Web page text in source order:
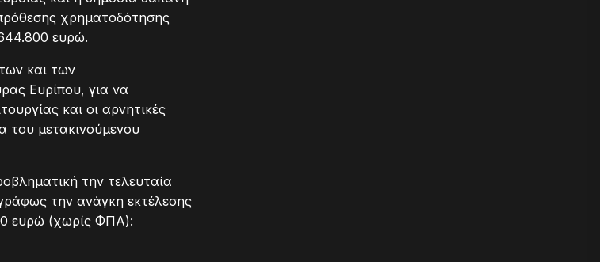
χρηματοδότησης
ευρώ.
και των
Ευρίπου, για να
και οι αρνητικές
του μετακινούμενου
την τελευταία
την ανάγκη εκτέλεσης
ευρώ (χωρίς ΦΠΑ):